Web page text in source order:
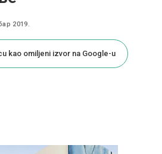
2019.
kao omiljeni izvor na Google-u